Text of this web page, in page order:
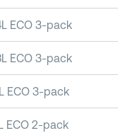
ECO 3-pack
ECO 3-pack
ECO 3-pack
ECO 2-pack